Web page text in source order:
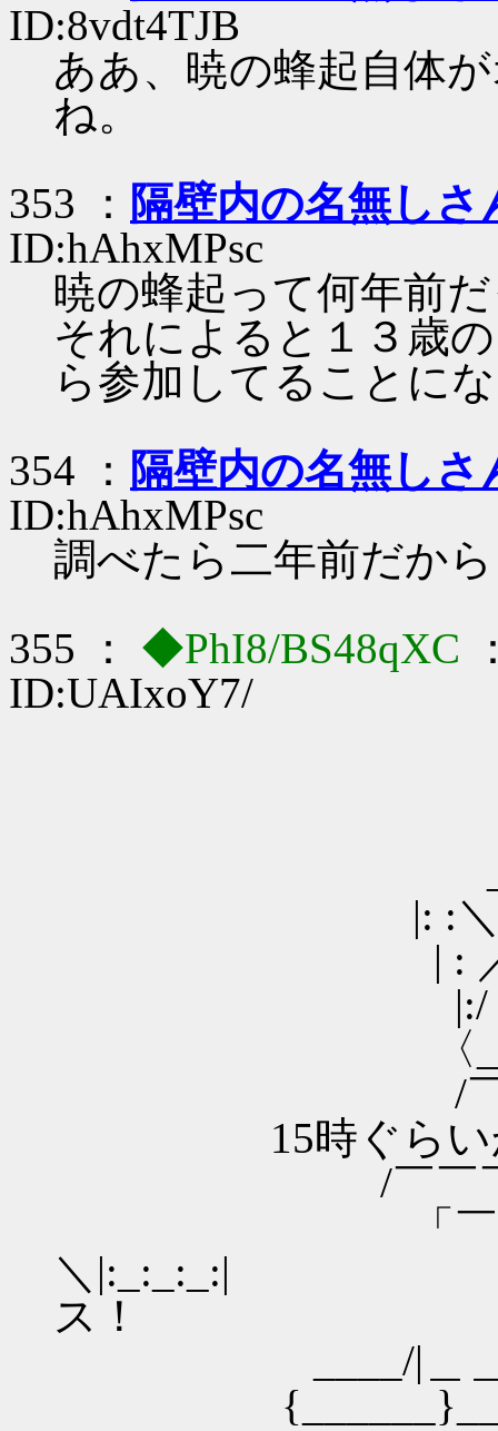
ID:8vdt4TJB
ああ、暁の蜂起自体
ね。
353 ： 隔壁内の名無しさ
ID:hAhxMPsc
暁の蜂起って何年前
それによると１３歳
ら参加してることに
354 ： 隔壁内の名無しさ
ID:hAhxMPsc
調べたら二年前だか
355 ：
◆PhI8/BS48qXC
ID:UAIxoY7/
|: :＼/: : : : :
| : ／⌒＼ : （
|:/ ´ ＼: : :
〈_／⌒¨¨¨¨:
/￣央￣￣＼
15時ぐらいか
/￣￣￣￣/
「￣￣
＼|:_:_:_:|
ス！
____/|＿＿